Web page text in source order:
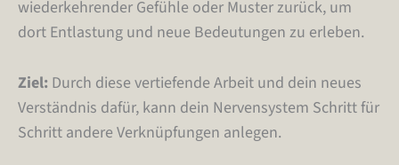
wiederkehrender Gefühle oder Muster zurück, um
dort Entlastung und neue Bedeutungen zu erleben.
Ziel: Durch diese vertiefende Arbeit und dein neues
Verständnis dafür, kann dein Nervensystem Schritt für
Schritt andere Verknüpfungen anlegen.